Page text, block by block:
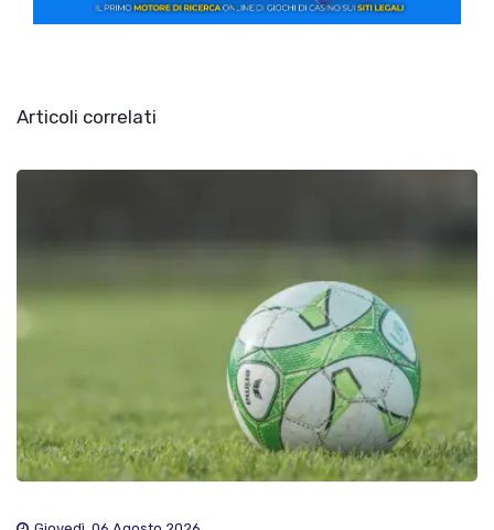
Articoli correlati